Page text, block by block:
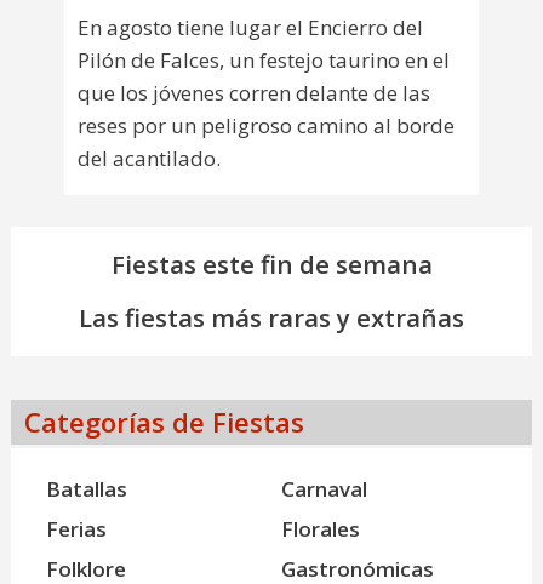
En agosto tiene lugar el Encierro del
Pilón de Falces, un festejo taurino en el
que los jóvenes corren delante de las
reses por un peligroso camino al borde
del acantilado.
Fiestas este fin de semana
Las fiestas más raras y extrañas
Categorías de Fiestas
Batallas
Carnaval
Ferias
Florales
Folklore
Gastronómicas